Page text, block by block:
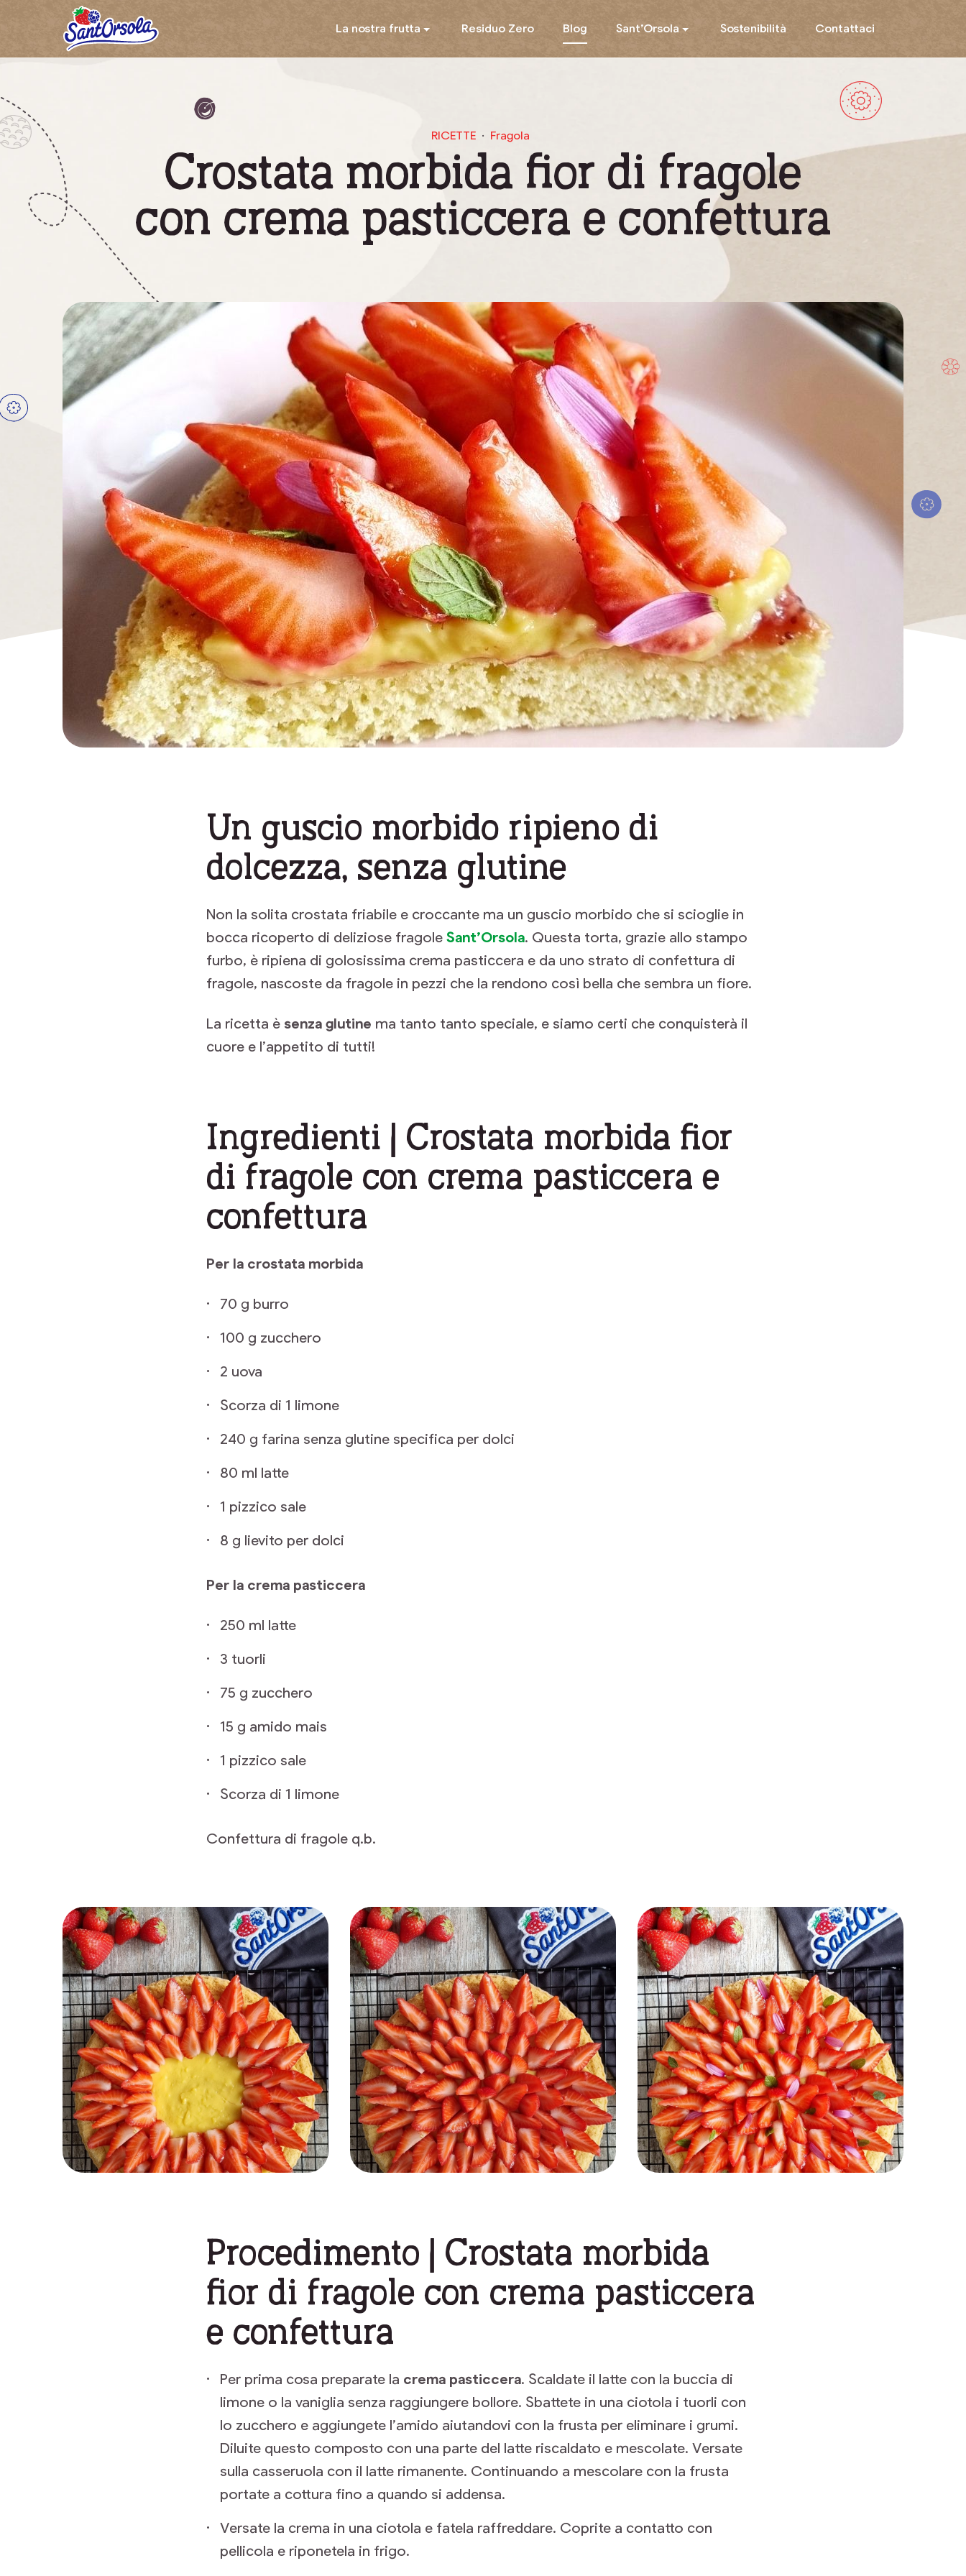
La nostra frutta Residuo Zero Blog Sant’Orsola Sostenibilità Contattaci
RICETTE Fragola
Crostata morbida fior di fragole
con crema pasticcera e confettura
Un guscio morbido ripieno di
dolcezza, senza glutine
Non la solita crostata friabile e croccante ma un guscio morbido che si scioglie in
bocca ricoperto di deliziose fragole Sant’Orsola. Questa torta, grazie allo stampo
furbo, è ripiena di golosissima crema pasticcera e da uno strato di confettura di
fragole, nascoste da fragole in pezzi che la rendono così bella che sembra un fiore.
La ricetta è senza glutine ma tanto tanto speciale, e siamo certi che conquisterà il
cuore e l’appetito di tutti!
Ingredienti | Crostata morbida fior
di fragole con crema pasticcera e
confettura
Per la crostata morbida
70 g burro
100 g zucchero
2 uova
Scorza di 1 limone
240 g farina senza glutine specifica per dolci
80 ml latte
1 pizzico sale
8 g lievito per dolci
Per la crema pasticcera
250 ml latte
3 tuorli
75 g zucchero
15 g amido mais
1 pizzico sale
Scorza di 1 limone
Confettura di fragole q.b.
Procedimento | Crostata morbida
fior di fragole con crema pasticcera
e confettura
Per prima cosa preparate la crema pasticcera. Scaldate il latte con la buccia di
limone o la vaniglia senza raggiungere bollore. Sbattete in una ciotola i tuorli con
lo zucchero e aggiungete l’amido aiutandovi con la frusta per eliminare i grumi.
Diluite questo composto con una parte del latte riscaldato e mescolate. Versate
sulla casseruola con il latte rimanente. Continuando a mescolare con la frusta
portate a cottura fino a quando si addensa.
Versate la crema in una ciotola e fatela raffreddare. Coprite a contatto con
pellicola e riponetela in frigo.